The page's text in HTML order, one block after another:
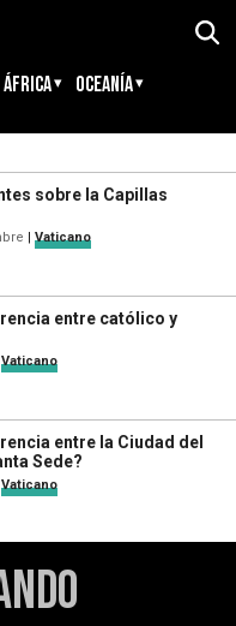
ÁFRICA OCEANÍA
sobre la Capillas
| Vaticano
entre católico y
Vaticano
entre la Ciudad del
Sede?
Vaticano